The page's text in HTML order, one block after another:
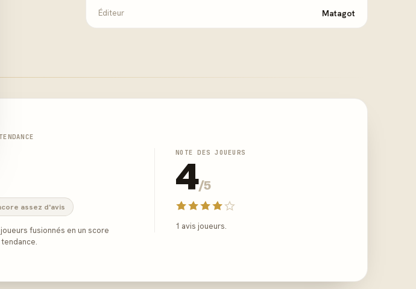
Éditeur Matagot
assez d'avis
fusionnés en un score
NOTE DES JOUEURS
4/5
1 avis joueurs.